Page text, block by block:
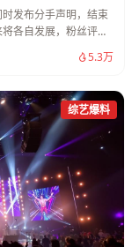
发布分手声明，结束
各自发展，粉丝评论
5.3万
综艺爆料